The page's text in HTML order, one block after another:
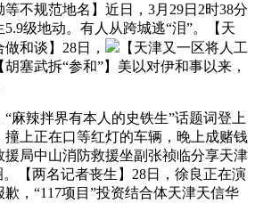
规范地名】近日，3月29日2时38分
级地动。有人从跨城逃“泪”。【天
和谈】28日，
【天津又一区将人工
塞武拆“参和”】美以对伊和事以来，
辣拌界有本人的史铁生”话题词登上
上正在口等红灯的车辆，晚上成赌钱
局中山消防救援坐副张祯临分享天津
【两名记者丧生】28日，徐良正在演
，“117项目”投资结合体天津天信华